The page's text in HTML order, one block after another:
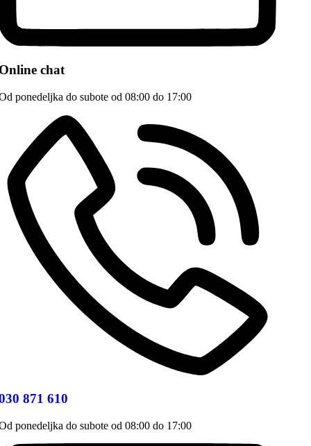
chat
ponedeljka do subote od 08:00 do 17:00
871 610
ponedeljka do subote od 08:00 do 17:00